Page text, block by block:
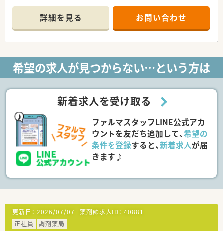
に対応頂けますのでご安心ください。
■休憩時間はバックヤードで休憩して頂き、患者様からの呼び出
しがあればご対応頂きます。
■ベテラン薬剤師さんを中心に店舗運営されていますが、積極的
に新卒採用もされており毎年5名前後入社されています。
■処方箋枚数は少なめでゆったりと働きたい方
などお気軽にお問い合わせください！
■薬剤師2名、助手1名の体制です。
30代～50代の方がご活躍されています。薬局長は50代の薬剤
師様です。
■内科、呼吸器科、リハビリテーション科を診療しております。
■院内処方のため入院患者・外来患者の対応が必要です。病棟業
務の対応は行っておりません。
■高知県で2施設の療養型病院の運営しております。
【こんな方におススメ】
■平日のみ勤務を希望されている方
■残業が少なく、プライベートの時間も大切にされたい方
などなどお問い合わせお待ちしております♪
詳細を見る お問い合わせ
希望の求人が見つからない…という方は
新着求人を受け取る
ファルマスタッフLINE公式アカ
ウントを友だち追加して、希望の
条件を登録すると、新着求人が届
きます♪
更新日： 2026/07/07 薬剤師求人ID： 40881
正社員
調剤薬局